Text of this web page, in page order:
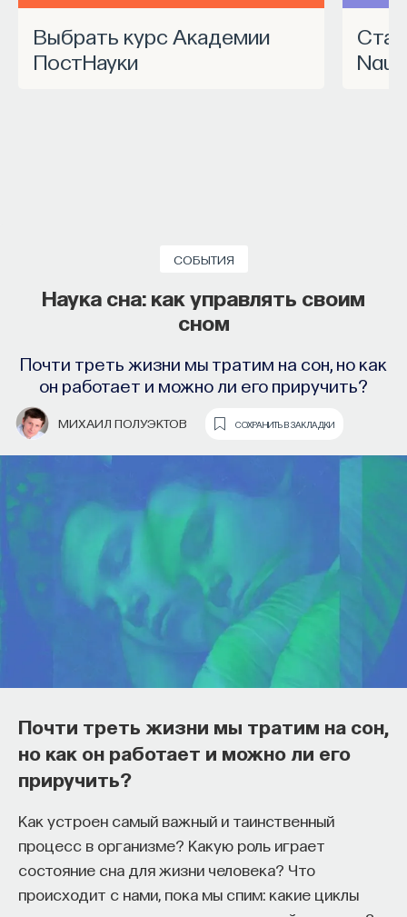
Выбрать курс Академии
ПостНауки
Станьте частью программы
СОБЫТИЯ
Наука сна: как управлять своим
сном
Почти треть жизни мы тратим на сон, но как
он работает и можно ли его приручить?
МИХАИЛ ПОЛУЭКТОВ СОХРАНИТЬ В ЗАКЛАДКИ
Почти треть жизни мы тратим на сон,
но как он работает и можно ли его
приручить?
Как устроен самый важный и таинственный
процесс в организме? Какую роль играет
состояние сна для жизни человека? Что
происходит с нами, пока мы спим: какие циклы